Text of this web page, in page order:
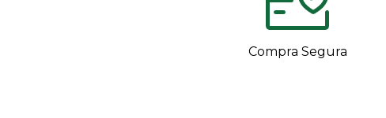
Compra Segura